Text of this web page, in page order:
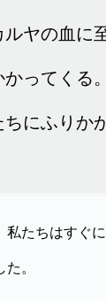
ヤの血に
ってくる
にふりか
たちはすぐ
。